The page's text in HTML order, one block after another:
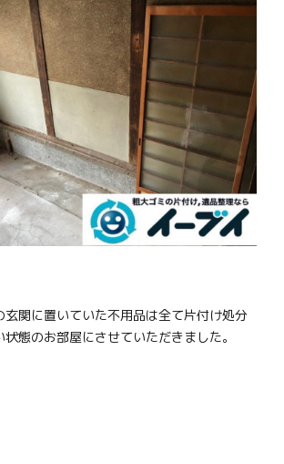
玄関に置いていた不用品は全て片付け処分
態のお部屋にさせていただきました。